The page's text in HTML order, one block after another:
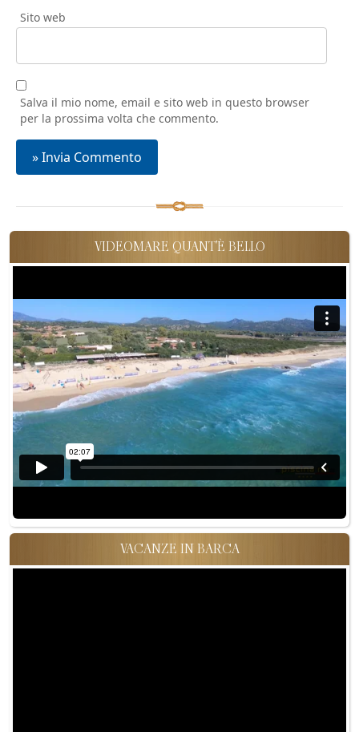
Sito web
Salva il mio nome, email e sito web in questo browser
per la prossima volta che commento.
VIDEOMARE QUANT'È BELLO
VACANZE IN BARCA